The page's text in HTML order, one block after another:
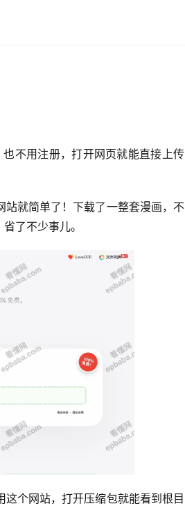
不用注册，打开网页就能直接上传
就简单了！下载了一整套漫画，不
了不少事儿。
个网站，打开压缩包就能看到根目